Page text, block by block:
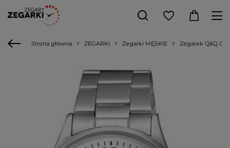
Strona główna ZEGARKI Zegarki MĘSKIE Zegarek Q&Q